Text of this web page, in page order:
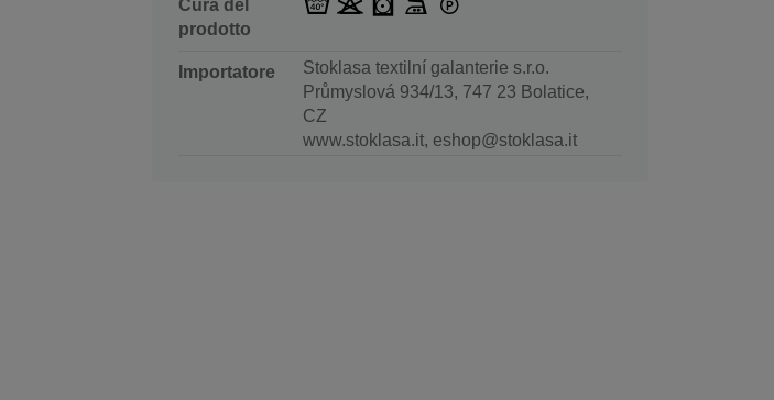
Cura del
prodotto
Importatore
Stoklasa textilní galanterie s.r.o.
Průmyslová 934/13, 747 23 Bolatice,
CZ
www.stoklasa.it, eshop@stoklasa.it